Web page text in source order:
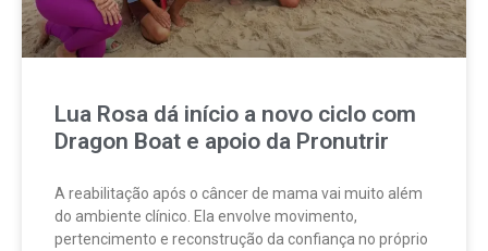
Lua Rosa dá início a novo ciclo com
Dragon Boat e apoio da Pronutrir
A reabilitação após o câncer de mama vai muito além
do ambiente clínico. Ela envolve movimento,
pertencimento e reconstrução da confiança no próprio